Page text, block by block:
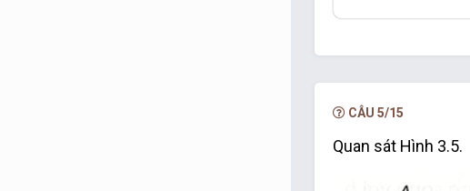
C. a // b;
D. a⊥b.
CÂU 5/15
Quan sát Hình 3.5.